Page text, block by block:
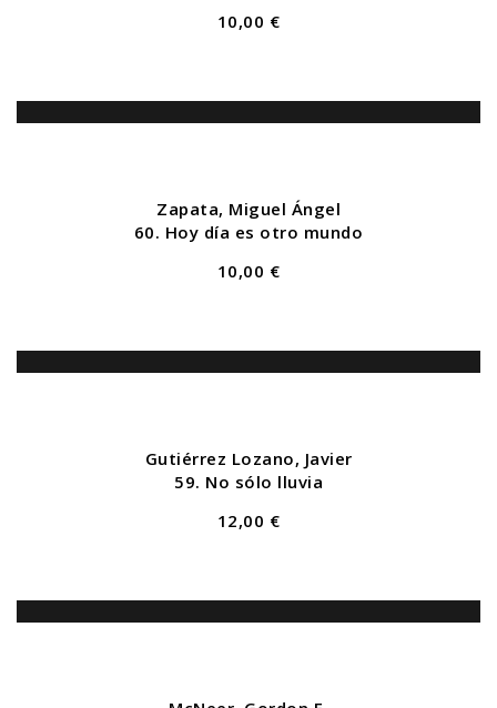
10,00 €
Zapata, Miguel Ángel
60. Hoy día es otro mundo
10,00 €
Gutiérrez Lozano, Javier
59. No sólo lluvia
12,00 €